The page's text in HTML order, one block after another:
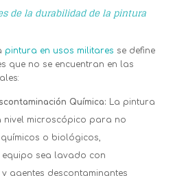
de la durabilidad de la pintura
pintura en usos militares se define
que no se encuentran en las
Química: La pintura
nivel microscópico para no
o biológicos,
equipo sea lavado con
agentes descontaminantes